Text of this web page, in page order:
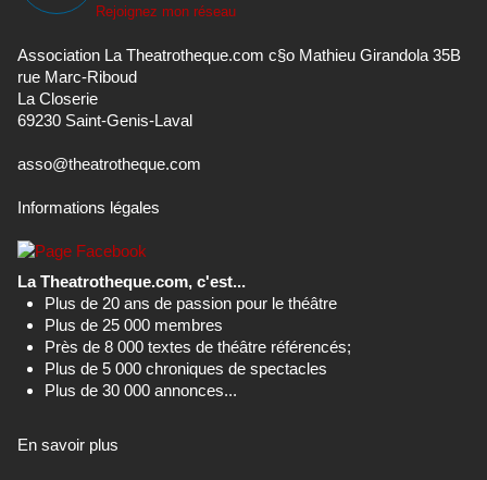
Rejoignez mon réseau
Association La Theatrotheque.com c§o Mathieu Girandola 35B
rue Marc-Riboud
La Closerie
69230 Saint-Genis-Laval
asso@theatrotheque.com
Informations légales
La Theatrotheque.com, c'est...
Plus de 20 ans de passion pour le théâtre
Plus de 25 000 membres
Près de 8 000 textes de théâtre référencés;
Plus de 5 000 chroniques de spectacles
Plus de 30 000 annonces...
En savoir plus